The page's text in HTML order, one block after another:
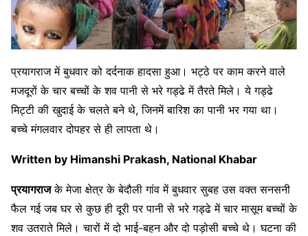
प्रयागराज में बुधवार को दर्दनाक हादसा हुआ। भट्ठे पर काम करने वाले
मजदूरों के चार बच्चों के शव पानी से भरे गड्ढे में तैरते मिले। ये गड्ढे
मिट्टी की खुदाई के चलते बने थे, जिनमें बारिश का पानी भर गया था।
बच्चे मंगलवार दोपहर से ही लापता थे।
Written by Himanshi Prakash, National Khabar
प्रयागराजके मेजा क्षेत्र के बेदौली गांव में बुधवार सुबह उस वक्त सनसनी
फैल गई जब घर से कुछ ही दूरी पर पानी से भरे गड्ढे में चार मासूम बच्चों के
शव उतराते मिले। चारों में दो भाई-बहन और दो पड़ोसी बच्चे थे। घटना की